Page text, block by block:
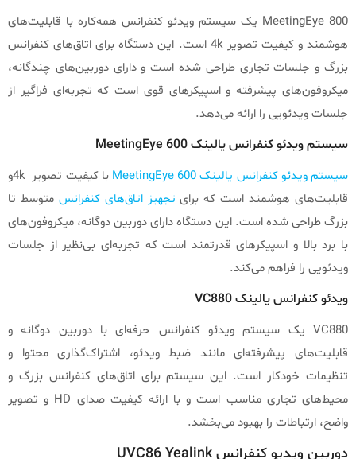
MeetingEye 800 یک سیستم ویدئو کنفرانس همه‌کاره با قابلیت‌های
هوشمند و کیفیت تصویر 4k است. این دستگاه برای اتاق‌های کنفرانس
بزرگ و جلسات تجاری طراحی شده است و دارای دوربین‌های چندگانه،
میکروفون‌های پیشرفته و اسپیکرهای قوی است که تجربه‌ای فراگیر از
جلسات ویدئویی را ارائه می‌دهد.
سیستم ویدئو کنفرانس یالینک MeetingEye 600
سیستم ویدئو کنفرانس یالینک MeetingEye 600
با کیفیت تصویر 4kو
قابلیت‌های هوشمند است که برای تجهیز اتاق‌های کنفرانس متوسط تا
بزرگ طراحی شده است. این دستگاه دارای دوربین دوگانه، میکروفون‌های
با برد بالا و اسپیکرهای قدرتمند است که تجربه‌ای بی‌نظیر از جلسات
ویدئویی را فراهم می‌کند.
ویدئو کنفرانس یالینک VC880
VC880 یک سیستم ویدئو کنفرانس حرفه‌ای با دوربین دوگانه و
قابلیت‌های پیشرفته‌ای مانند ضبط ویدئو، اشتراک‌گذاری محتوا و
تنظیمات خودکار است. این سیستم برای اتاق‌های کنفرانس بزرگ و
محیط‌های تجاری مناسب است و با ارائه کیفیت صدای HD و تصویر
واضح، ارتباطات را بهبود می‌بخشد.
دوربین ویدیو کنفرانس UVC86 Yealink